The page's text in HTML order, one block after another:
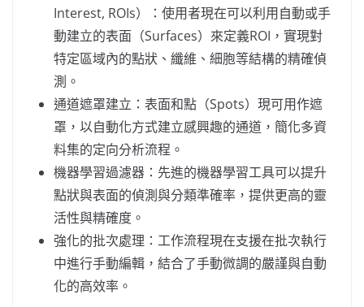
Interest, ROIs）：使用者現在可以利用自動或手
動建立的表面（Surfaces）來定義ROI，實現對
特定區域內的點狀、纖維、細胞等結構的精確偵
測。
通道遮罩建立：表面和點（Spots）現可用作遮
罩，以自動化方式建立感興趣的通道，簡化多資
料集的定向分析流程。
機器學習過濾器：先進的機器學習工具可以提升
點狀與表面的偵測與分類準確率，提供更高的靈
活性與精確度。
強化的批次處理：工作流程現在支援在批次執行
中進行手動編輯，結合了手動微調的嚴謹與自動
化的高效率。